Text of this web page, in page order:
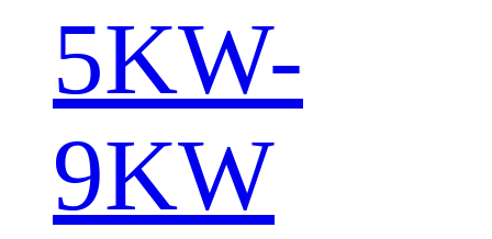
5KW-
9KW